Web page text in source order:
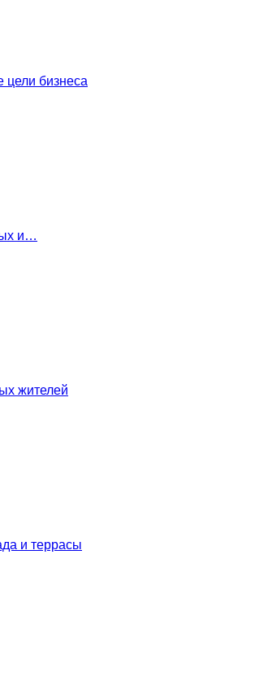
цели бизнеса
и…
жителей
и террасы